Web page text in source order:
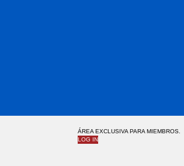
ÁREA EXCLUSIVA PARA MIEMBROS.
LOG IN